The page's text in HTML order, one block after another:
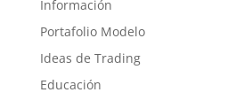
Información
Portafolio Modelo
Ideas de Trading
Educación